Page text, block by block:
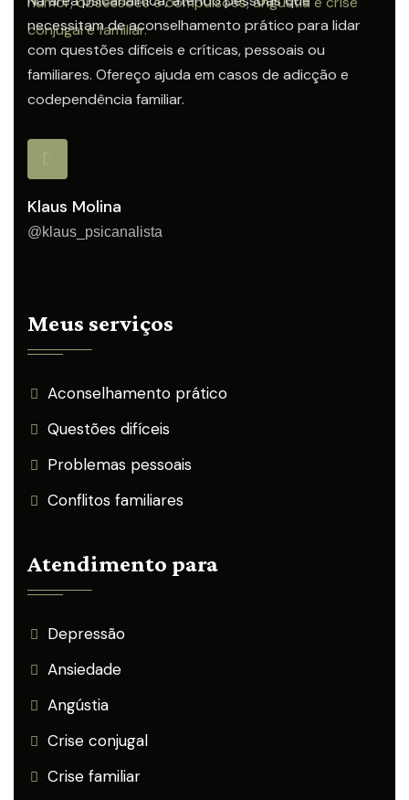
necessitam de aconselhamento prático para lidar
com questões difíceis e críticas, pessoais ou
familiares. Ofereço ajuda em casos de adicção e
codependência familiar.
Klaus Molina
@klaus_psicanalista
Meus serviços
Aconselhamento prático
Questões difíceis
Problemas pessoais
Conflitos familiares
Atendimento para
Depressão
Ansiedade
Angústia
Crise conjugal
Crise familiar